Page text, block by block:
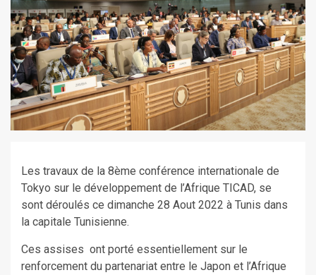
Les travaux de la 8ème conférence internationale de
Tokyo sur le développement de l’Afrique TICAD, se
sont déroulés ce dimanche 28 Aout 2022 à Tunis dans
la capitale Tunisienne.
Ces assises ont porté essentiellement sur le
renforcement du partenariat entre le Japon et l’Afrique